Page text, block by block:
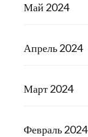
Май 2024
Апрель 2024
Март 2024
Февраль 2024